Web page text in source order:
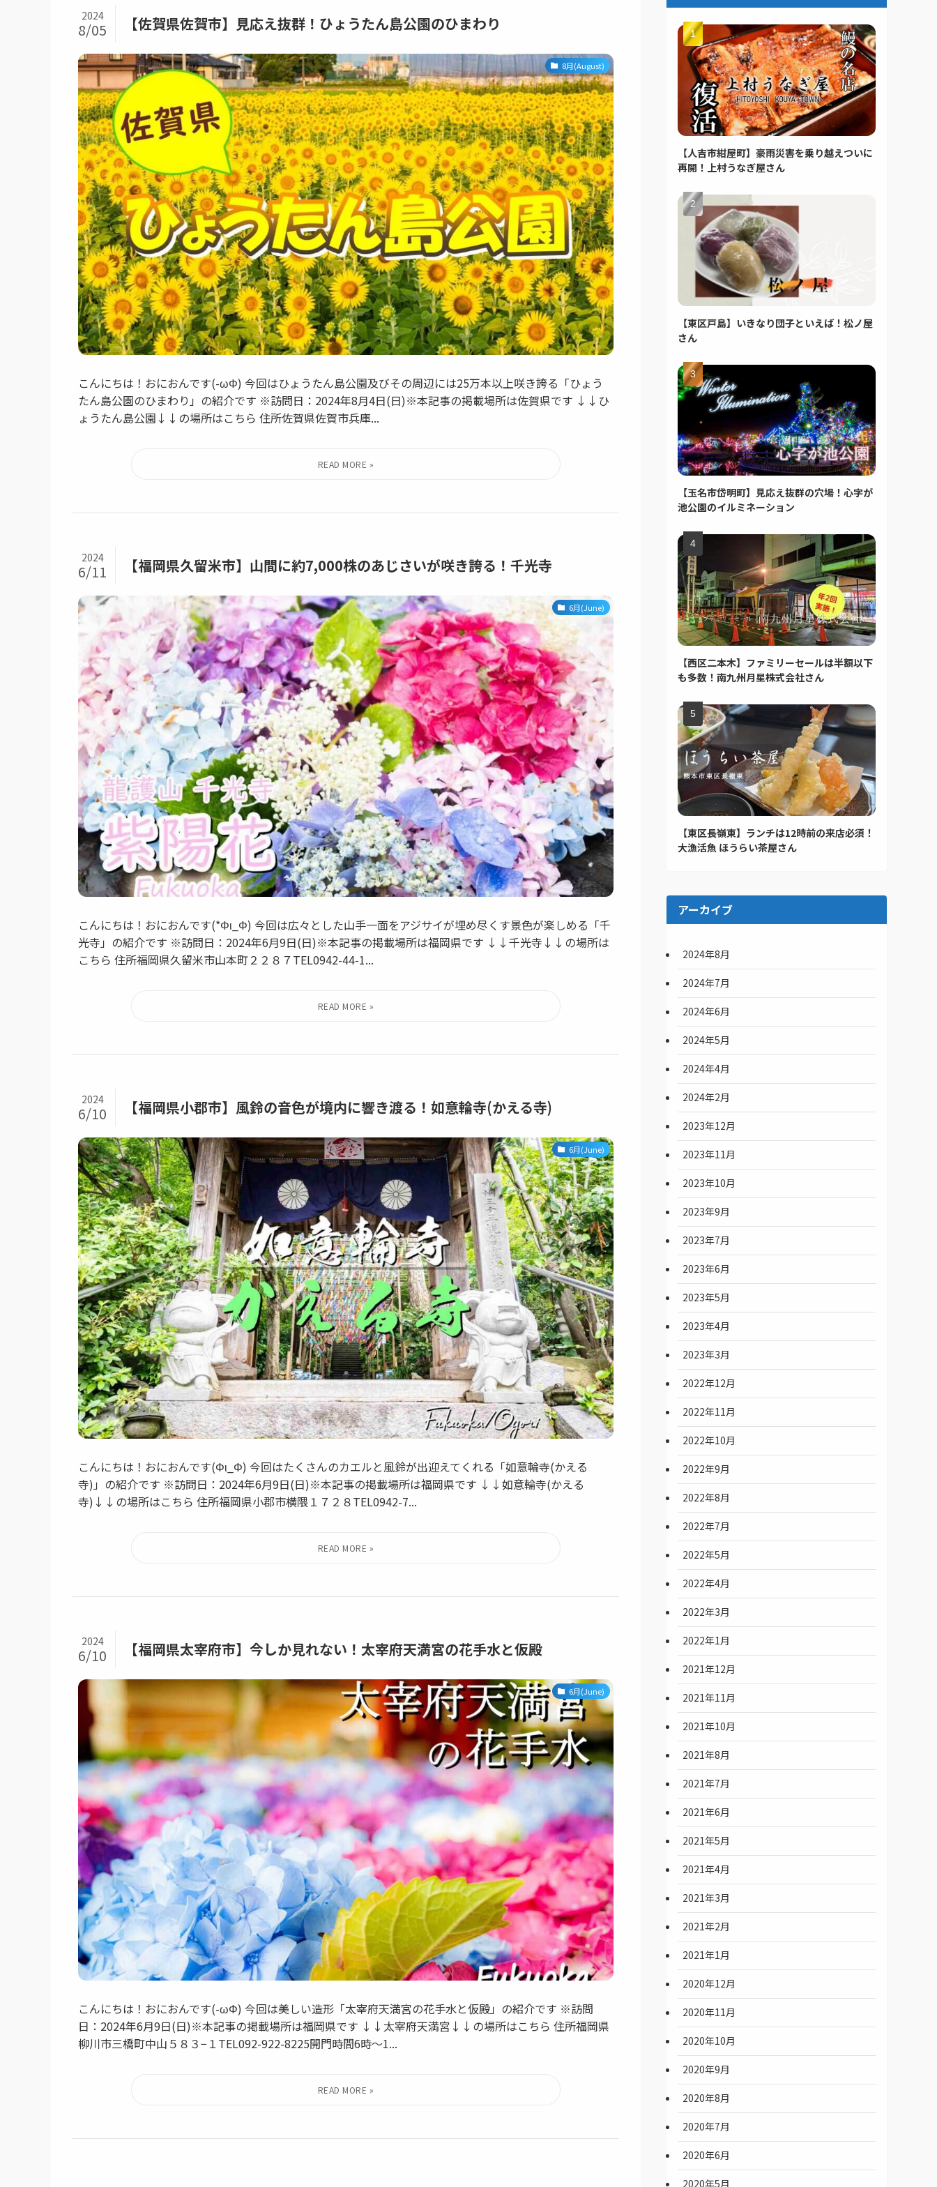
【佐賀県佐賀市】見応え抜群！ひょうたん島公園のひまわり
2024
8/05
8月(August)
こんにちは！おにおんです(-ωΦ) 今回はひょうたん島公園及びその周辺には25万本以上咲き誇る「ひょう
たん島公園のひまわり」の紹介です ※訪問日：2024年8月4日(日)※本記事の掲載場所は佐賀県です ↓↓ひ
ょうたん島公園↓↓の場所はこちら 住所佐賀県佐賀市兵庫...
【福岡県久留米市】山間に約7,000株のあじさいが咲き誇る！千光寺
2024
6/11
6月(June)
こんにちは！おにおんです(*Φι_Φ) 今回は広々とした山手一面をアジサイが埋め尽くす景色が楽しめる「千
光寺」の紹介です ※訪問日：2024年6月9日(日)※本記事の掲載場所は福岡県です ↓↓千光寺↓↓の場所は
こちら 住所福岡県久留米市山本町２２８７TEL0942-44-1...
【福岡県小郡市】風鈴の音色が境内に響き渡る！如意輪寺(かえる寺)
2024
6/10
6月(June)
こんにちは！おにおんです(Φι_Φ) 今回はたくさんのカエルと風鈴が出迎えてくれる「如意輪寺(かえる
寺)」の紹介です ※訪問日：2024年6月9日(日)※本記事の掲載場所は福岡県です ↓↓如意輪寺(かえる
寺)↓↓の場所はこちら 住所福岡県小郡市横隈１７２８TEL0942-7...
【福岡県太宰府市】今しか見れない！太宰府天満宮の花手水と仮殿
2024
6/10
6月(June)
こんにちは！おにおんです(-ωΦ) 今回は美しい造形「太宰府天満宮の花手水と仮殿」の紹介です ※訪問
日：2024年6月9日(日)※本記事の掲載場所は福岡県です ↓↓太宰府天満宮↓↓の場所はこちら 住所福岡県
柳川市三橋町中山５８３−１TEL092-922-8225開門時間6時～1...
【人吉市紺屋町】豪雨災害を乗り越えついに
再開！上村うなぎ屋さん
【東区戸島】いきなり団子といえば！松ノ屋
さん
【玉名市岱明町】見応え抜群の穴場！心字が
池公園のイルミネーション
【西区二本木】ファミリーセールは半額以下
も多数！南九州月星株式会社さん
【東区長嶺東】ランチは12時前の来店必須！
大漁活魚 ほうらい茶屋さん
アーカイブ
2024年8月
2024年7月
2024年6月
2024年5月
2024年4月
2024年2月
2023年12月
2023年11月
2023年10月
2023年9月
2023年7月
2023年6月
2023年5月
2023年4月
2023年3月
2022年12月
2022年11月
2022年10月
2022年9月
2022年8月
2022年7月
2022年5月
2022年4月
2022年3月
2022年1月
2021年12月
2021年11月
2021年10月
2021年8月
2021年7月
2021年6月
2021年5月
2021年4月
2021年3月
2021年2月
2021年1月
2020年12月
2020年11月
2020年10月
2020年9月
2020年8月
2020年7月
2020年6月
2020年5月